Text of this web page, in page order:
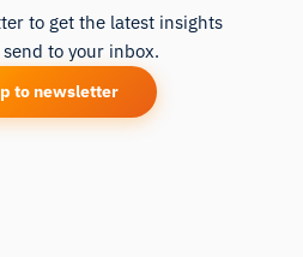
to get the latest insights
to your inbox.
to newsletter